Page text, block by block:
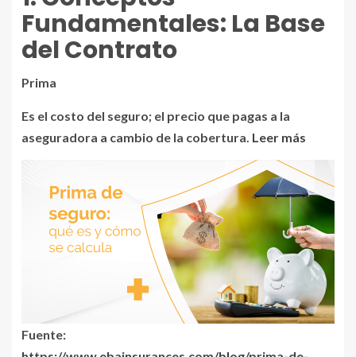
Fundamentales: La Base
del Contrato
Prima
Es el costo del seguro; el precio que pagas a la
aseguradora a cambio de la cobertura. Leer más
Fuente: